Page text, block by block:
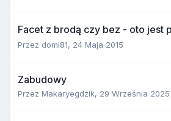
Facet z brodą czy bez - oto jest
Przez domi81, 24 Maja 2015
Zabudowy
Przez Makaryegdzik, 29 Września 2025